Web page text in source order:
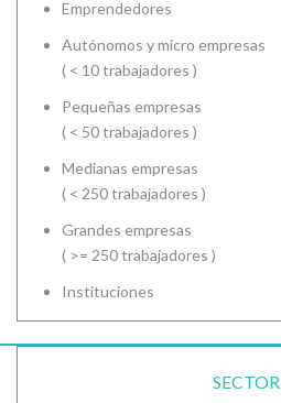
Emprendedores
Autónomos y micro empresas
( < 10 trabajadores )
Pequeñas empresas
( < 50 trabajadores )
Medianas empresas
( < 250 trabajadores )
Grandes empresas
( >= 250 trabajadores )
Instituciones
SECTOR